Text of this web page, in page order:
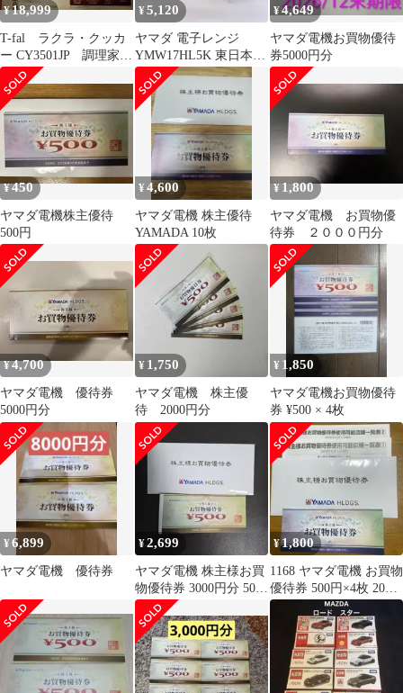
¥18,999
T-fal ラクラ・クッカ
ー CY3501JP 調理家
電 キッチン ティフ
ァール
¥5,120
ヤマダ 電子レンジ
YMW17HL5K 東日本
50Hz専用 23年製★^^
¥4,649
ヤマダ電機お買物優待
券5000円分
¥450
ヤマダ電機株主優待
500円
¥4,600
ヤマダ電機 株主優待
YAMADA 10枚
¥1,800
ヤマダ電機 お買物優
待券 ２０００円分
¥4,700
ヤマダ電機 優待券
5000円分
¥ 1,750
ヤマダ電機 株主優
待 2000円分
¥ 1,850
ヤマダ電機お買物優待
券 ¥500 × 4枚
¥6,899
ヤマダ電機 優待券
¥2,699
ヤマダ電機 株主様お買
物優待券 3000円分 500
円×6枚
¥1,800
1168 ヤマダ電機 お買物
優待券 500円×4枚 2000
円分